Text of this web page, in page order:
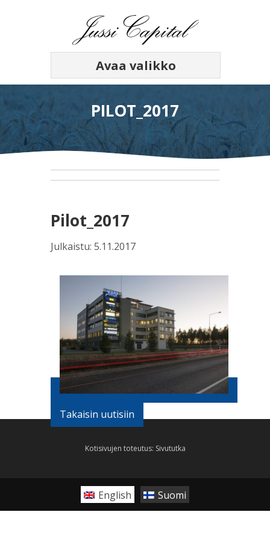
Avaa valikko
PILOT_2017
Pilot_2017
Julkaistu: 5.11.2017
Takaisin uutisiin
Kotisivujen toteutus: Sivututka
English Suomi